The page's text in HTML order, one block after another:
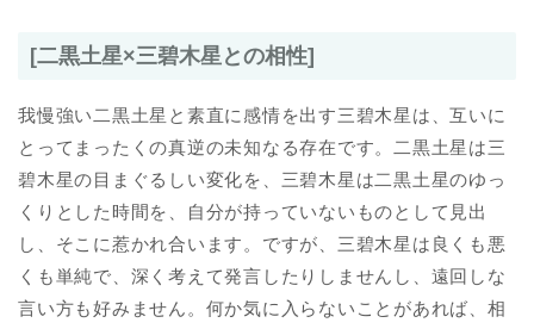
[二黒土星×三碧木星との相性]
我慢強い二黒土星と素直に感情を出す三碧木星は、互いに
とってまったくの真逆の未知なる存在です。二黒土星は三
碧木星の目まぐるしい変化を、三碧木星は二黒土星のゆっ
くりとした時間を、自分が持っていないものとして見出
し、そこに惹かれ合います。ですが、三碧木星は良くも悪
くも単純で、深く考えて発言したりしませんし、遠回しな
言い方も好みません。何か気に入らないことがあれば、相